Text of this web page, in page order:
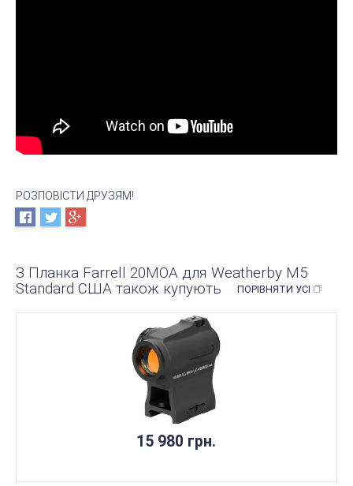
РОЗПОВІСТИ ДРУЗЯМ!
З Планка Farrell 20MOA для Weatherby M5
Standard США також купують
ПОРІВНЯТИ УСІ
15 980 грн.